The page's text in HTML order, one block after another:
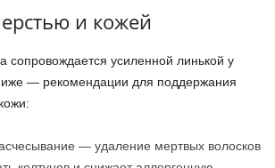
и кожей
сопровождается усиленной линькой у
— рекомендации для поддержания
— удаление мертвых волосков